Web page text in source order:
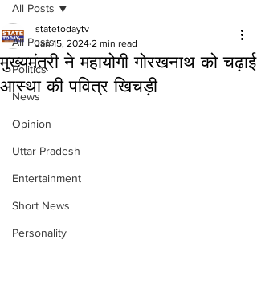
All Posts
Politics
News
Opinion
Uttar Pradesh
Entertainment
Short News
Personality
All Posts
मुख्यमंत्री ने महायोगी गोरखनाथ को चढ़ाई
आस्था की पवित्र खिचड़ी
statetodaytv
Jan 15, 2024 2 min read